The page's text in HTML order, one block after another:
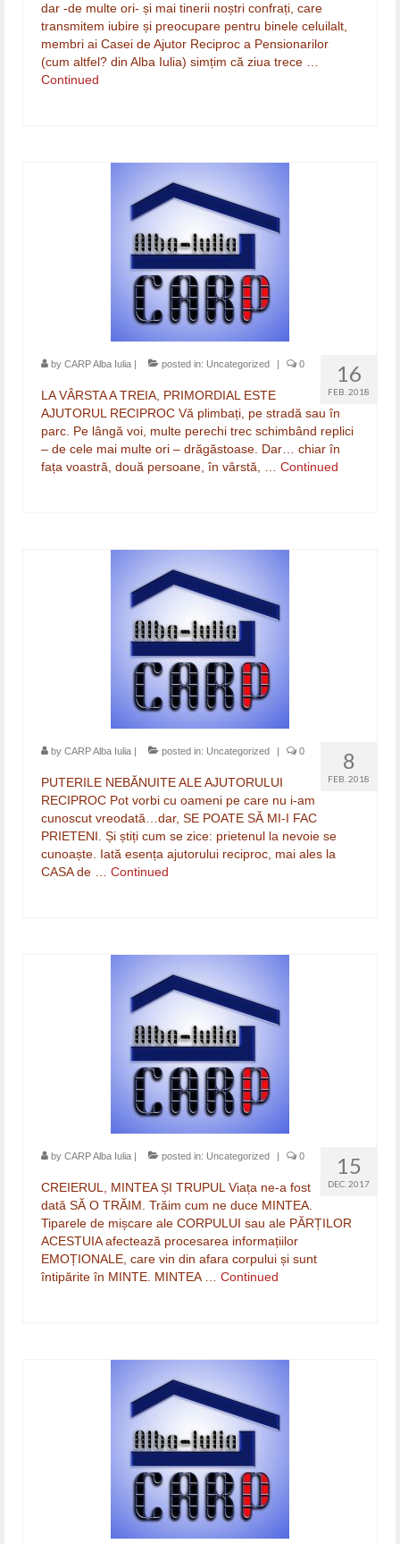
dar -de multe ori- și mai tinerii noștri confrați, care
transmitem iubire și preocupare pentru binele celuilalt,
membri ai Casei de Ajutor Reciproc a Pensionarilor
(cum altfel? din Alba Iulia) simțim că ziua trece …
Continued
16
FEB. 2018
by CARP Alba Iulia posted in: Uncategorized 0
LA VÂRSTA A TREIA, PRIMORDIAL ESTE
AJUTORUL RECIPROC Vă plimbați, pe stradă sau în
parc. Pe lângă voi, multe perechi trec schimbând replici
– de cele mai multe ori – drăgăstoase. Dar… chiar în
fața voastră, două persoane, în vârstă, … Continued
8
FEB. 2018
by CARP Alba Iulia posted in: Uncategorized 0
PUTERILE NEBĂNUITE ALE AJUTORULUI
RECIPROC Pot vorbi cu oameni pe care nu i-am
cunoscut vreodată…dar, SE POATE SĂ MI-I FAC
PRIETENI. Și știți cum se zice: prietenul la nevoie se
cunoaște. Iată esența ajutorului reciproc, mai ales la
CASA de … Continued
15
DEC. 2017
by CARP Alba Iulia posted in: Uncategorized 0
CREIERUL, MINTEA ȘI TRUPUL Viața ne-a fost
dată SĂ O TRĂIM. Trăim cum ne duce MINTEA.
Tiparele de mișcare ale CORPULUI sau ale PĂRȚILOR
ACESTUIA afectează procesarea informațiilor
EMOȚIONALE, care vin din afara corpului și sunt
întipărite în MINTE. MINTEA … Continued